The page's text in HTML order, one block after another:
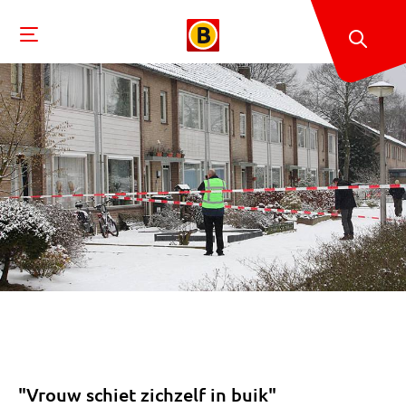
"Vrouw schiet zichzelf in buik"